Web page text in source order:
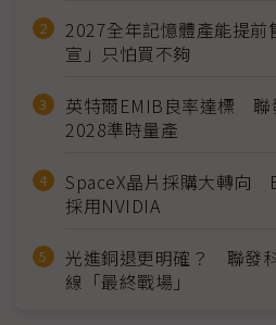
2027全年記憶體產能提
宣」只怕買不夠
英特爾EMIB良率達標 聯
2028準時量產
SpaceX晶片採購大轉向
採用NVIDIA
光進銅退更明確？ 聯發
線「最終戰場」